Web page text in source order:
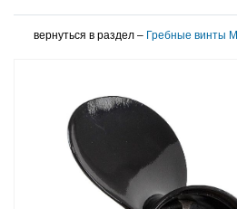
вернуться в раздел – Гребные винты